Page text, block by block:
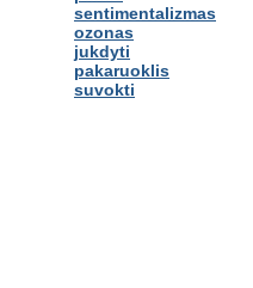
sentimentalizmas
ozonas
jukdyti
pakaruoklis
suvokti